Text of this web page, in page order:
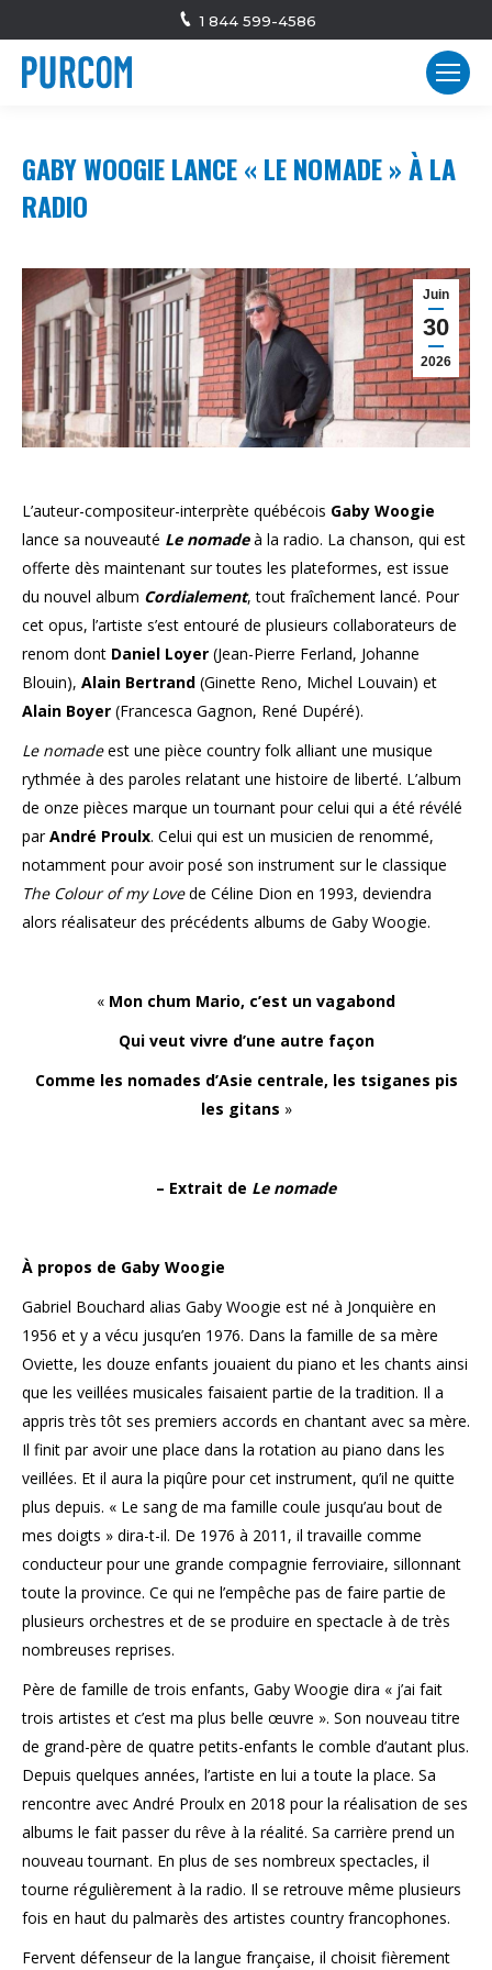
1 844 599-4586
GABY WOOGIE LANCE « LE NOMADE » À LA
RADIO
Juin
30
2026
L’auteur-compositeur-interprète québécois Gaby Woogie
lance sa nouveauté Le nomade à la radio. La chanson, qui est
offerte dès maintenant sur toutes les plateformes, est issue
du nouvel album Cordialement, tout fraîchement lancé. Pour
cet opus, l’artiste s’est entouré de plusieurs collaborateurs de
renom dont Daniel Loyer (Jean-Pierre Ferland, Johanne
Blouin), Alain Bertrand (Ginette Reno, Michel Louvain) et
Alain Boyer (Francesca Gagnon, René Dupéré).
Le nomadeest une pièce country folk alliant une musique
rythmée à des paroles relatant une histoire de liberté. L’album
de onze pièces marque un tournant pour celui qui a été révélé
parAndré Proulx. Celui qui est un musicien de renommé,
notamment pour avoir posé son instrument sur le classique
The Colour of my Lovede Céline Dion en 1993, deviendra
alors réalisateur des précédents albums de Gaby Woogie.
« Mon chum Mario, c’est un vagabond
Qui veut vivre d’une autre façon
Comme les nomades d’Asie centrale, les tsiganes pis
les gitans »
– Extrait de Le nomade
À propos de Gaby Woogie
Gabriel Bouchard alias Gaby Woogie est né à Jonquière en
1956 et y a vécu jusqu’en 1976. Dans la famille de sa mère
Oviette, les douze enfants jouaient du piano et les chants ainsi
que les veillées musicales faisaient partie de la tradition. Il a
appris très tôt ses premiers accords en chantant avec sa mère.
Il finit par avoir une place dans la rotation au piano dans les
veillées. Et il aura la piqûre pour cet instrument, qu’il ne quitte
plus depuis. « Le sang de ma famille coule jusqu’au bout de
mes doigts » dira-t-il. De 1976 à 2011, il travaille comme
conducteur pour une grande compagnie ferroviaire, sillonnant
toute la province. Ce qui ne l’empêche pas de faire partie de
plusieurs orchestres et de se produire en spectacle à de très
nombreuses reprises.
​Père de famille de trois enfants, Gaby Woogie dira « j’ai fait
trois artistes et c’est ma plus belle œuvre ». Son nouveau titre
de grand-père de quatre petits-enfants le comble d’autant plus.
Depuis quelques années, l’artiste en lui a toute la place. Sa
rencontre avec André Proulx en 2018 pour la réalisation de ses
albums le fait passer du rêve à la réalité. Sa carrière prend un
nouveau tournant. En plus de ses nombreux spectacles, il
tourne régulièrement à la radio. Il se retrouve même plusieurs
fois en haut du palmarès des artistes country francophones.
Fervent défenseur de la langue française, il choisit fièrement